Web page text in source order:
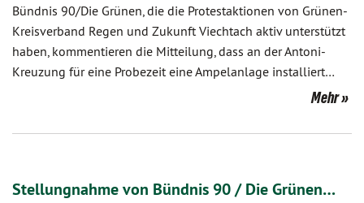
Bündnis 90/Die Grünen, die die Protestaktionen von Grünen-
Kreisverband Regen und Zukunft Viechtach aktiv unterstützt
haben, kommentieren die Mitteilung, dass an der Antoni-
Kreuzung für eine Probezeit eine Ampelanlage installiert…
Mehr
Stellungnahme von Bündnis 90 / Die Grünen…